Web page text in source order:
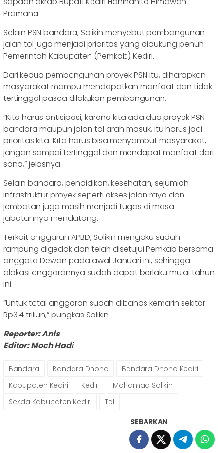
Pramana.
Selain PSN bandara, Solikin menyebut pembangunan
jalan tol juga menjadi prioritas yang didukung penuh
Pemerintah Kabupaten (Pemkab) Kediri.
Dari kedua pembangunan proyek PSN itu, diharapkan
masyarakat mampu mendapatkan manfaat dan tidak
tertinggal pasca dilakukan pembangunan.
“Kita harus antisipasi, karena kita ada dua proyek PSN
bandara maupun jalan tol arah masuk, itu harus jadi
prioritas kita. Kita harus bisa menyambut masyarakat,
jangan sampai tertinggal dan mendapat manfaat dari
sana,” jelasnya.
Selain bandara, pendidikan, kesehatan, sejumlah
infrastruktur proyek seperti akses jalan raya dan
jembatan juga masih menjadi tugas di masa
jabatannya mendatang.
Terkait anggaran APBD, Solikin mengaku sudah
rampung digedok dan telah disetujui Pemkab bersama
anggota Dewan pada awal Januari ini, sehingga
alokasi anggarannya sudah dapat berlaku mulai tahun
ini.
“Untuk total anggaran sudah dibahas kemarin sekitar
Rp3,4 triliun,” pungkas Solikin.
Reporter: Anis
Editor: Moch Hadi
Bandara Bandara Dhoho
Bandara Dhoho Kediri
Kabupaten Kediri
Kediri
Mohamad Solikin
Sekda Kabupaten Kediri
Tol
SEBARKAN